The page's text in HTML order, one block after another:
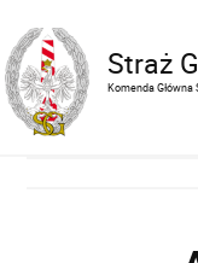
Straż
Komenda Główna